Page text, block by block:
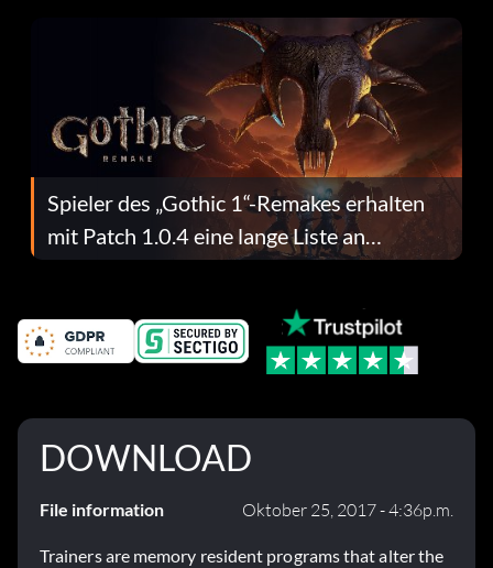
Spieler des „Gothic 1“-Remakes erhalten
mit Patch 1.0.4 eine lange Liste an
Fehlerbehebungen
DOWNLOAD
File information Oktober 25, 2017 - 4:36p.m.
Trainers are memory resident programs that alter the